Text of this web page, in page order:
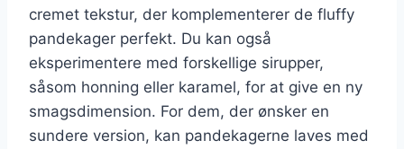
cremet tekstur, der komplementerer de fluffy
pandekager perfekt. Du kan også
eksperimentere med forskellige sirupper,
såsom honning eller karamel, for at give en ny
smagsdimension. For dem, der ønsker en
sundere version, kan pandekagerne laves med